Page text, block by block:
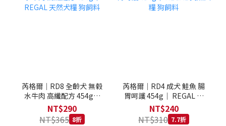
芮格爾｜RD8 全齡犬 無榖
水牛肉 高纖配方 454g｜
REGAL 天然犬糧 狗飼料
NT$290
NT$365 8折
芮格爾｜RD4 成犬 鮭魚 腸
胃呵護 454g｜ REGAL 天
然犬糧 狗飼料
NT$240
NT$310 7.7折